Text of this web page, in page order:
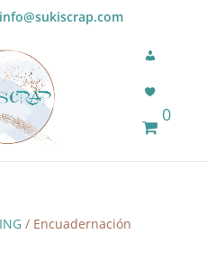
info@sukiscrap.com
0
/ Encuadernación